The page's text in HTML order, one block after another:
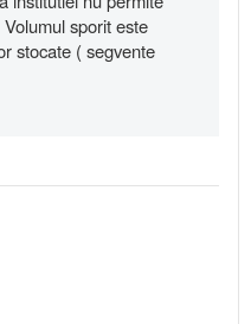
sporit este
stocate ( segvente